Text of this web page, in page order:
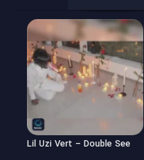
Lil Uzi Vert – Double See